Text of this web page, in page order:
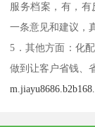
服务档案，有，
一条意见和建议，
5．其他方面：化
做到让客户省钱、